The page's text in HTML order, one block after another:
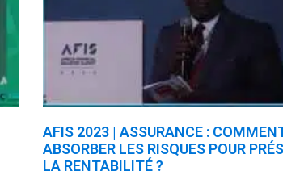
AFIS 2023 | ASSURANCE :
ABSORBER LES RISQUES POUR
LA RENTABILITÉ ?